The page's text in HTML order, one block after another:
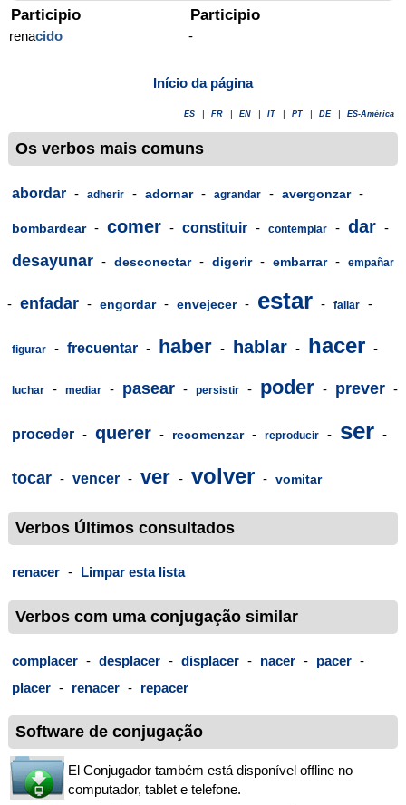
Participio
renacido
Participio
-
Início da página
ES FR EN IT PT DE ES-América
Os verbos mais comuns
abordar - adherir - adornar - agrandar - avergonzar -
bombardear - comer - constituir - contemplar - dar -
desayunar - desconectar - digerir - embarrar - empañar
- enfadar - engordar - envejecer - estar - fallar -
figurar - frecuentar - haber - hablar - hacer -
luchar - mediar - pasear - persistir - poder - prever -
proceder - querer - recomenzar - reproducir - ser -
tocar - vencer - ver - volver - vomitar
Verbos Últimos consultados
renacer - Limpar esta lista
Verbos com uma conjugação similar
complacer - desplacer - displacer - nacer - pacer -
placer - renacer - repacer
Software de conjugação
El Conjugador também está disponível offline no
computador, tablet e telefone.